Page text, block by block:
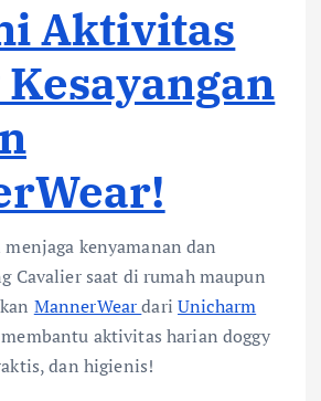
Aktivitas
kenyamanan dan
Cavalier saat di rumah maupun
MannerWeardariUnicharm
aktivitas harian doggy
dan higienis!